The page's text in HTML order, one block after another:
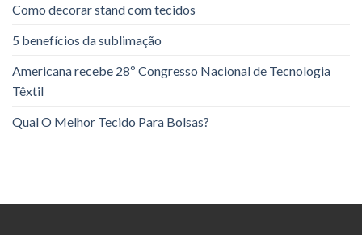
Como decorar stand com tecidos
5 benefícios da sublimação
Americana recebe 28º Congresso Nacional de Tecnologia
Têxtil
Qual O Melhor Tecido Para Bolsas?